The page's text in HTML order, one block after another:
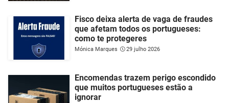
Fisco deixa alerta de vaga de fraudes
que afetam todos os portugueses:
como te protegeres
Mónica Marques 29 julho 2026
Encomendas trazem perigo escondido
que muitos portugueses estão a
ignorar